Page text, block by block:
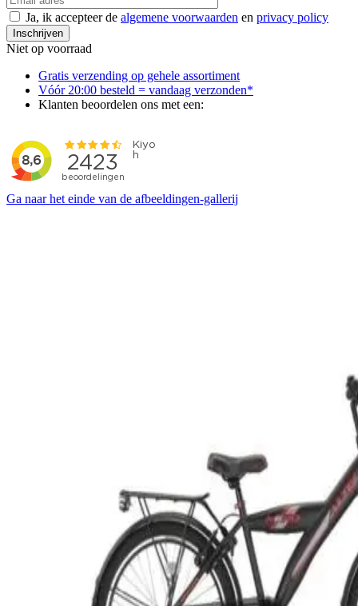
Ja, ik accepteer de algemene voorwaarden en privacy policy
Inschrijven
Niet op voorraad
Gratis verzending op gehele assortiment
Vóór 20:00 besteld = vandaag verzonden*
Klanten beoordelen ons met een:
Ga naar het einde van de afbeeldingen-gallerij